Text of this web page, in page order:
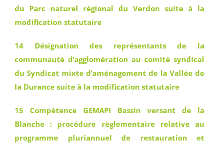
du Parc naturel régional du Verdon suite à la
modification statutaire
14 Désignation des représentants de la
communauté d’agglomération au comité syndical
du Syndicat mixte d’aménagement de la Vallée de
la Durance suite à la modification statutaire
15 Compétence GEMAPI Bassin versant de la
Blanche : procédure règlementaire relative au
programme pluriannuel de restauration et